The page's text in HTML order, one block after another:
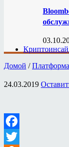
Домой /
24.03.2019
Facebook